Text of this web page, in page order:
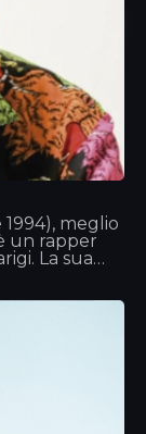
meglio
un rapper
La sua